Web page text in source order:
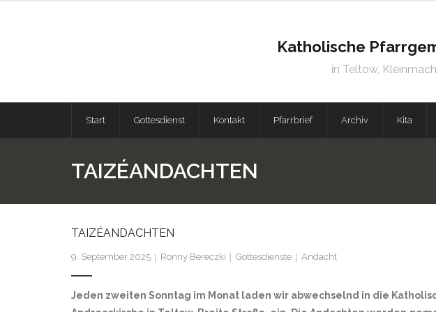
Katholische
in Teltow,
Start Gottesdienst Kontakt Pfarrbrief Archiv Kita
TAIZÉANDACHTEN
TAIZÉANDACHTEN
9. September 2025 Ronny Bereczki Gottesdienste Andacht
Jeden zweiten Sonntag im Monat laden wir abwechselnd in die